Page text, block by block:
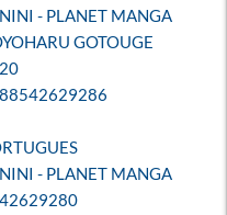
- PLANET MANGA
GOTOUGE
- PLANET MANGA